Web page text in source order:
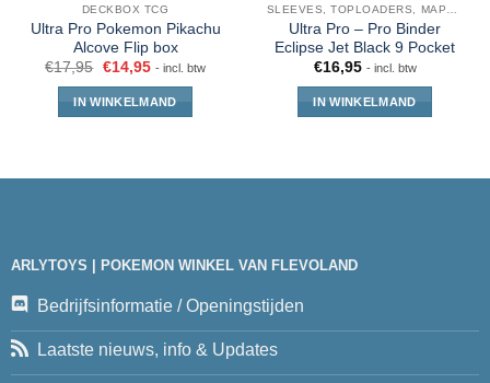
DECKBOX TCG
Ultra Pro Pokemon Pikachu
Alcove Flip box
€17,95 €14,95 - incl. btw
IN WINKELMAND
Ultra Pro – Pro Binder
Eclipse Jet Black 9 Pocket
€16,95 - incl. btw
IN WINKELMAND
ARLYTOYS | POKEMON WINKEL VAN FLEVOLAND
Bedrijfsinformatie / Openingstijden
Laatste nieuws, info & Updates